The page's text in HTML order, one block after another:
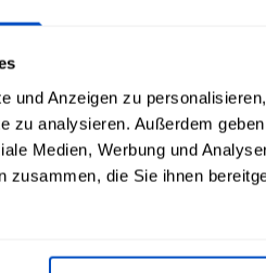
und Anzeigen zu
zu analysieren. Außerdem
Medien, Werbung und
zusammen, die Sie ihnen
wir Niederlassungen auf
Lieferzeiten bedienen
Mitarbeiter,
Sprache erhalten kannst.
Hersteller